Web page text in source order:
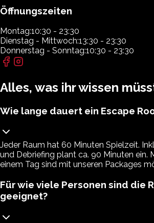
Öffnungszeiten
Montag:10:30 - 23:30
Dienstag - Mittwoch:13:30 - 23:30
Donnerstag - Sonntag:10:30 - 23:30
Alles, was ihr wissen
Wie lange dauert ein Escape
Jeder Raum hat 60 Minuten Spielzeit.
und Debriefing plant ca. 90 Minuten ein.
einem Tag sind mit unseren Packages
Für wie viele Personen sind die
geeignet?